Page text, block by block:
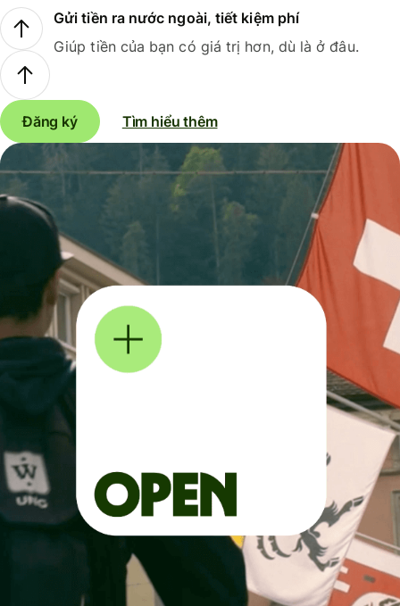
Gửi tiền ra nước ngoài, tiết kiệm phí
Giúp tiền của bạn có giá trị hơn, dù là ở đâu.
Đăng ký Tìm hiểu thêm